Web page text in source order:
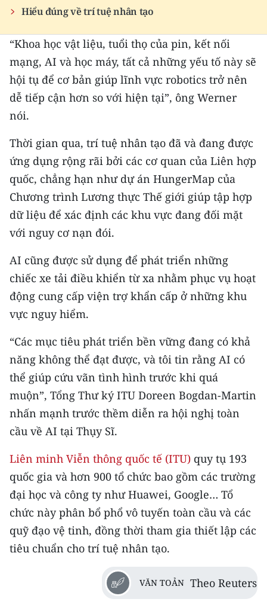
CÁC CHUYÊN TRANG
VỀ BÁO NHÂN DÂN
THỜI NAY
NHÂN DÂN CUỐI TUẦN
NHÂN DÂN HẰNG THÁNG
MUA BÁO
ĐỌC BÁO IN
ENGLISH
中文
РУССКИЙ
ESPAÑOL
한국어
Hiểu đúng về trí tuệ nhân tạo
“Khoa học vật liệu, tuổi thọ của pin, kết nối
mạng, AI và học máy, tất cả những yếu tố này sẽ
hội tụ để cơ bản giúp lĩnh vực robotics trở nên
dễ tiếp cận hơn so với hiện tại”, ông Werner
nói.
Thời gian qua, trí tuệ nhân tạo đã và đang được
ứng dụng rộng rãi bởi các cơ quan của Liên hợp
quốc, chẳng hạn như dự án HungerMap của
Chương trình Lương thực Thế giới giúp tập hợp
dữ liệu để xác định các khu vực đang đối mặt
với nguy cơ nạn đói.
AI cũng được sử dụng để phát triển những
chiếc xe tải điều khiển từ xa nhằm phục vụ hoạt
động cung cấp viện trợ khẩn cấp ở những khu
vực nguy hiểm.
“Các mục tiêu phát triển bền vững đang có khả
năng không thể đạt được, và tôi tin rằng AI có
thể giúp cứu vãn tình hình trước khi quá
muộn”, Tổng Thư ký ITU Doreen Bogdan-Martin
nhấn mạnh trước thềm diễn ra hội nghị toàn
cầu về AI tại Thụy Sĩ.
Liên minh Viễn thông quốc tế (ITU) quy tụ 193
quốc gia và hơn 900 tổ chức bao gồm các trường
đại học và công ty như Huawei, Google… Tổ
chức này phân bổ phổ vô tuyến toàn cầu và các
quỹ đạo vệ tinh, đồng thời tham gia thiết lập các
tiêu chuẩn cho trí tuệ nhân tạo.
VĂN TOẢN Theo Reuters